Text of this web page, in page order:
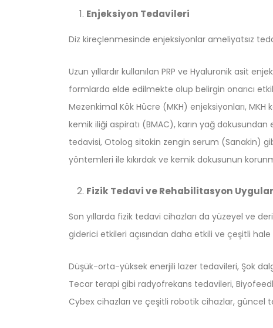
Enjeksiyon Tedavileri
Diz kireçlenmesinde enjeksiyonlar ameliyatsız
Uzun yıllardır kullanılan PRP ve Hyaluronik asit
formlarda elde edilmekte olup belirgin onarıcı
Mezenkimal Kök Hücre (MKH) enjeksiyonları,
kemik iliği aspiratı (BMAC), karın yağ
tedavisi, Otolog sitokin zengin serum (Sanakin)
yöntemleri ile kıkırdak ve kemik dokusunun
Fizik Tedavi ve Rehabilitasyon
Son yıllarda fizik tedavi cihazları da yüzeyel ve
giderici etkileri açısından daha etkili ve çeşitli
Düşük-orta-yüksek enerjili lazer tedavileri, Şok
Tecar terapi gibi radyofrekans tedavileri,
Cybex cihazları ve çeşitli robotik cihazlar, güncel